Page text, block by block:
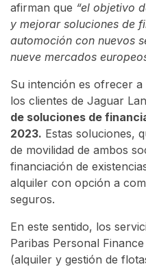
afirman que “el objetivo
y mejorar soluciones de
automoción con nuevos
nueve mercados
Su intención es ofrecer
los clientes de Jaguar
de soluciones de
2023. Estas soluciones,
de movilidad de ambos
financiación de
alquiler con opción a
seguros.
En este sentido, los
Paribas Personal
(alquiler y gestión de